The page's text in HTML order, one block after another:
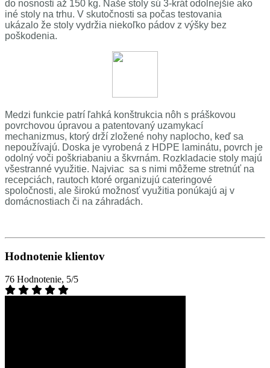
do nosnosti až 150 kg. Naše stoly sú 3-krát odolnejšie ako
iné stoly na trhu. V skutočnosti sa počas testovania
ukázalo že stoly vydržia niekoľko pádov z výšky bez
poškodenia.
Medzi funkcie patrí ľahká konštrukcia nôh s práškovou
povrchovou úpravou a patentovaný uzamykací
mechanizmus, ktorý drží zložené nohy naplocho, keď sa
nepoužívajú. Doska je vyrobená z HDPE laminátu, povrch je
odolný voči poškriabaniu a škvrnám. Rozkladacie stoly majú
všestranné využitie. Najviac sa s nimi môžeme stretnúť na
recepciách, rautoch ktoré organizujú cateringové
spoločnosti, ale širokú možnosť využitia ponúkajú aj v
domácnostiach či na záhradách.
Hodnotenie klientov
76 Hodnotenie, 5/5